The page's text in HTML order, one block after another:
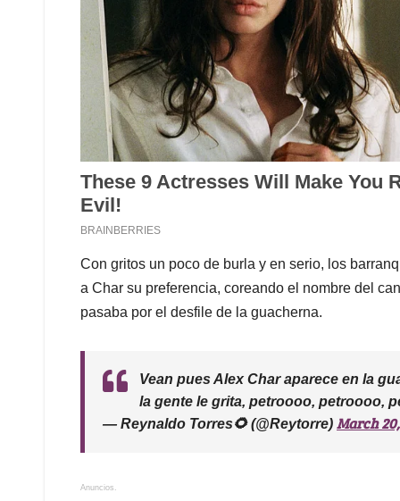
Con gritos un poco de burla y en serio, los
a Char su preferencia, coreando el nombre del
pasaba por el desfile de la guacherna.
Vean pues Alex Char aparece en la
la gente le grita, petroooo, petroooo,
— Reynaldo Torres🌻 (@Reytorre) March
Anuncios.